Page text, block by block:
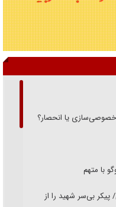
خصوصی‌سازی یا انحصار؟
با متهم
بی‌سر شهید را از